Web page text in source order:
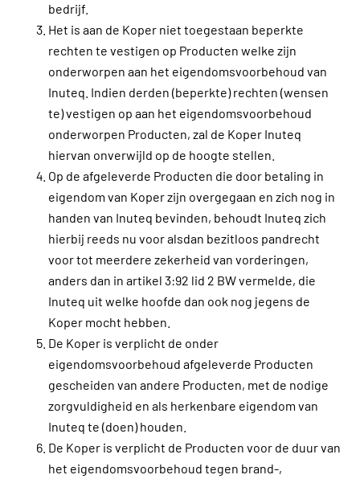
bedrijf.
Het is aan de Koper niet toegestaan beperkte
rechten te vestigen op Producten welke zijn
onderworpen aan het eigendomsvoorbehoud van
Inuteq. Indien derden (beperkte) rechten (wensen
te) vestigen op aan het eigendomsvoorbehoud
onderworpen Producten, zal de Koper Inuteq
hiervan onverwijld op de hoogte stellen.
Op de afgeleverde Producten die door betaling in
eigendom van Koper zijn overgegaan en zich nog in
handen van Inuteq bevinden, behoudt Inuteq zich
hierbij reeds nu voor alsdan bezitloos pandrecht
voor tot meerdere zekerheid van vorderingen,
anders dan in artikel 3:92 lid 2 BW vermelde, die
Inuteq uit welke hoofde dan ook nog jegens de
Koper mocht hebben.
De Koper is verplicht de onder
eigendomsvoorbehoud afgeleverde Producten
gescheiden van andere Producten, met de nodige
zorgvuldigheid en als herkenbare eigendom van
Inuteq te (doen) houden.
De Koper is verplicht de Producten voor de duur van
het eigendomsvoorbehoud tegen brand-,